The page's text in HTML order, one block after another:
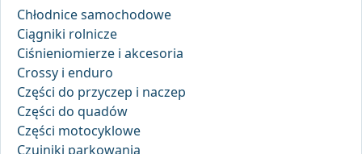
Chłodnice samochodowe
Ciągniki rolnicze
Ciśnieniomierze i akcesoria
Crossy i enduro
Części do przyczep i naczep
Części do quadów
Części motocyklowe
Czujniki parkowania